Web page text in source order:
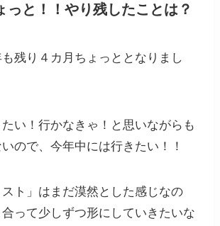
っと！！やり残したことは？
残り４カ月ちょっととなりまし
い！行かなきゃ！と思いながらも
ので、今年中には行きたい！！
スト」はまだ漠然とした感じなの
って少しずつ形にしていきたいな